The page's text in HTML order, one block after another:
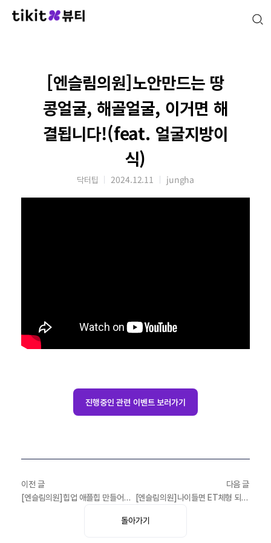
[엔슬림의원]노안만드는 땅
콩얼굴, 해골얼굴, 이거면 해
결됩니다!(feat. 얼굴지방이
식)
닥터팁 2024.12.11 jungha
진행중인 관련 이벤트 보러가기
이전 글
[엔슬림의원]힙업 애플힙 만들어주는 엉덩이지방이식에 대한 모든 것
다음 글
[엔슬림의원]나이들면 ET체형 되는 이유! 노화와 뱃살의 상관관계, 그리고 뱃살 빼는 방법
돌아가기